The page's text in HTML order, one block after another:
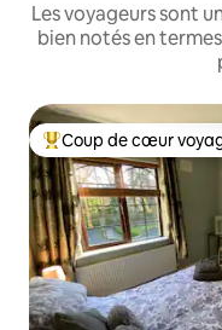
Les voyageurs sont
bien notés en
Coups de cœur
Coup de cœur